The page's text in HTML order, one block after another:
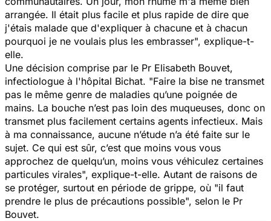
arrangée. Il était plus facile et plus rapide de dire que
j'étais malade que d'expliquer à chacune et à chacun
pourquoi je ne voulais plus les embrasser", explique-t-
elle.
Une décision comprise par le Pr Elisabeth Bouvet,
infectiologue à l'hôpital Bichat. "Faire la bise ne transmet
pas le même genre de maladies qu’une poignée de
mains. La bouche n’est pas loin des muqueuses, donc on
transmet plus facilement certains agents infectieux. Mais
à ma connaissance, aucune n’étude n’a été faite sur le
sujet. Ce qui est sûr, c’est que moins vous vous
approchez de quelqu’un, moins vous véhiculez certaines
particules virales", explique-t-elle. Autant de raisons de
se protéger, surtout en période de grippe, où "il faut
prendre le plus de précautions possible", selon le Pr
Bouvet.